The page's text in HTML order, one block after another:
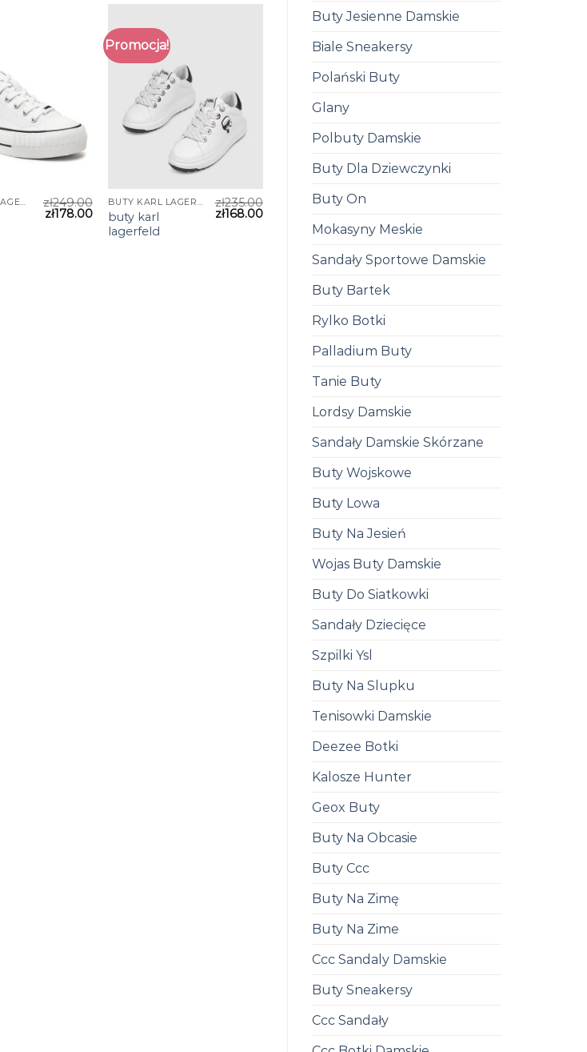
Buty Jesienne Damskie
Biale Sneakersy
Polański Buty
Glany
Polbuty Damskie
Buty Dla Dziewczynki
Buty On
Mokasyny Meskie
Sandały Sportowe Damskie
Buty Bartek
Rylko Botki
Palladium Buty
Tanie Buty
Lordsy Damskie
Sandały Damskie Skórzane
Buty Wojskowe
Buty Lowa
Buty Na Jesień
Wojas Buty Damskie
Buty Do Siatkowki
Sandały Dziecięce
Szpilki Ysl
Buty Na Slupku
Tenisowki Damskie
Deezee Botki
Kalosze Hunter
Geox Buty
Buty Na Obcasie
Buty Ccc
Buty Na Zimę
Buty Na Zime
Ccc Sandaly Damskie
Buty Sneakersy
Ccc Sandały
BUTY KARL LAGERFELD zł249.00
zł178.00
Promocja!
BUTY KARL LAGERFELD
buty karl
lagerfeld
zł235.00
zł168.00